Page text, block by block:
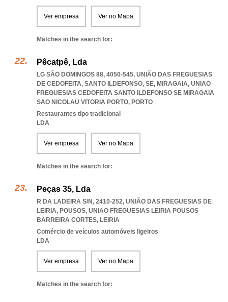
Ver empresa Ver no Mapa
Matches in the search for:
Pêcatpê, Lda
LG SÃO DOMINGOS 88, 4050-545, UNIÃO DAS FREGUESIAS
DE CEDOFEITA, SANTO ILDEFONSO, SE, MIRAGAIA, UNIAO
FREGUESIAS CEDOFEITA SANTO ILDEFONSO SE MIRAGAIA
SAO NICOLAU VITORIA PORTO, PORTO
Restaurantes tipo tradicional
LDA
Ver empresa Ver no Mapa
Matches in the search for:
Peças 35, Lda
R DA LADEIRA S/N, 2410-252, UNIÃO DAS FREGUESIAS DE
LEIRIA, POUSOS, UNIAO FREGUESIAS LEIRIA POUSOS
BARREIRA CORTES, LEIRIA
Comércio de veículos automóveis ligeiros
LDA
Ver empresa Ver no Mapa
Matches in the search for: